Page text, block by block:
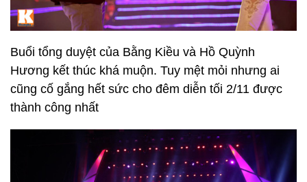
Buổi tổng duyệt của Bằng Kiều và Hồ Quỳnh
Hương kết thúc khá muộn. Tuy mệt mỏi nhưng ai
cũng cố gắng hết sức cho đêm diễn tối 2/11 được
thành công nhất